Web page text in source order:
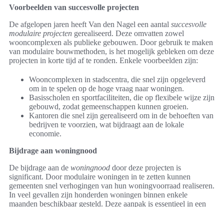
Voorbeelden van succesvolle projecten
De afgelopen jaren heeft Van den Nagel een aantal succesvolle
modulaire projecten gerealiseerd. Deze omvatten zowel
wooncomplexen als publieke gebouwen. Door gebruik te maken
van modulaire bouwmethoden, is het mogelijk gebleken om deze
projecten in korte tijd af te ronden. Enkele voorbeelden zijn:
Wooncomplexen in stadscentra, die snel zijn opgeleverd
om in te spelen op de hoge vraag naar woningen.
Basisscholen en sportfaciliteiten, die op flexibele wijze zijn
gebouwd, zodat gemeenschappen kunnen groeien.
Kantoren die snel zijn gerealiseerd om in de behoeften van
bedrijven te voorzien, wat bijdraagt aan de lokale
economie.
Bijdrage aan woningnood
De bijdrage aan de woningnood door deze projecten is
significant. Door modulaire woningen in te zetten kunnen
gemeenten snel verhogingen van hun woningvoorraad realiseren.
In veel gevallen zijn honderden woningen binnen enkele
maanden beschikbaar gesteld. Deze aanpak is essentieel in een